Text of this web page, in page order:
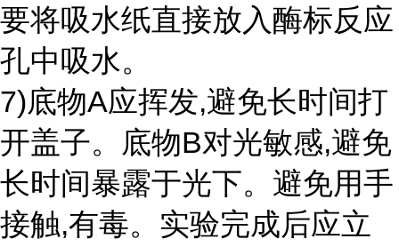
要将吸水纸直接放入酶标反应
孔中吸水。
7)底物A应挥发,避免长时间打
开盖子。底物B对光敏感,避免
长时间暴露于光下。避免用手
接触,有毒。实验完成后应立